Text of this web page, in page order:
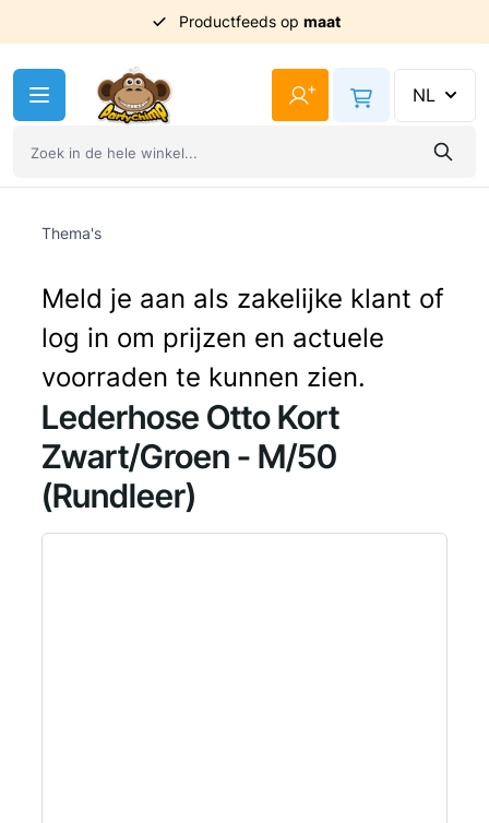
Productfeeds op maat
Uitvoorraadgeleverd
+ NL
Thema's
Meld je aan als zakelijke klant of
log in om prijzen en actuele
voorraden te kunnen zien.
Lederhose Otto Kort
Zwart/Groen - M/50
(Rundleer)